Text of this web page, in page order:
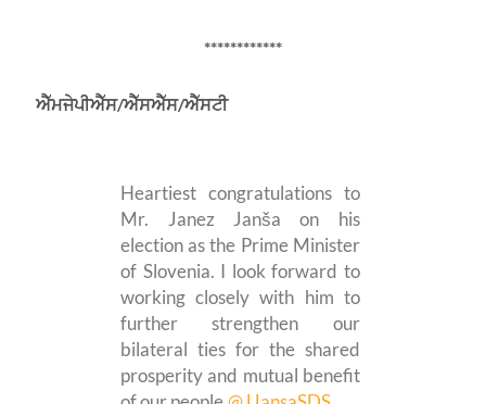
************
ਐੱਮਜੇਪੀਐੱਸ/ਐੱਸਐੱਸ/ਐੱਸਟੀ
Heartiest congratulations to
Mr. Janez Janša on his
election as the Prime Minister
of Slovenia. I look forward to
working closely with him to
further strengthen our
bilateral ties for the shared
prosperity and mutual benefit